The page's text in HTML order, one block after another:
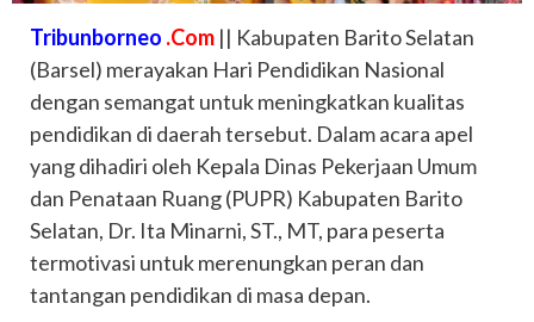
Tribunborneo .Com || Kabupaten Barito Selatan
(Barsel) merayakan Hari Pendidikan Nasional
dengan semangat untuk meningkatkan kualitas
pendidikan di daerah tersebut. Dalam acara apel
yang dihadiri oleh Kepala Dinas Pekerjaan Umum
dan Penataan Ruang (PUPR) Kabupaten Barito
Selatan, Dr. Ita Minarni, ST., MT, para peserta
termotivasi untuk merenungkan peran dan
tantangan pendidikan di masa depan.